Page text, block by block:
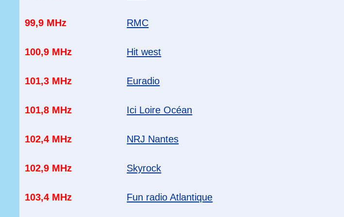
99,9 MHz RMC
100,9 MHz Hit west
101,3 MHz Euradio
101,8 MHz Ici Loire Océan
102,4 MHz NRJ Nantes
102,9 MHz Skyrock
103,4 MHz Fun radio Atlantique